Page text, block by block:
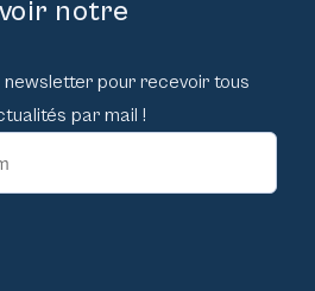
notre
newsletter pour recevoir tous
par mail !